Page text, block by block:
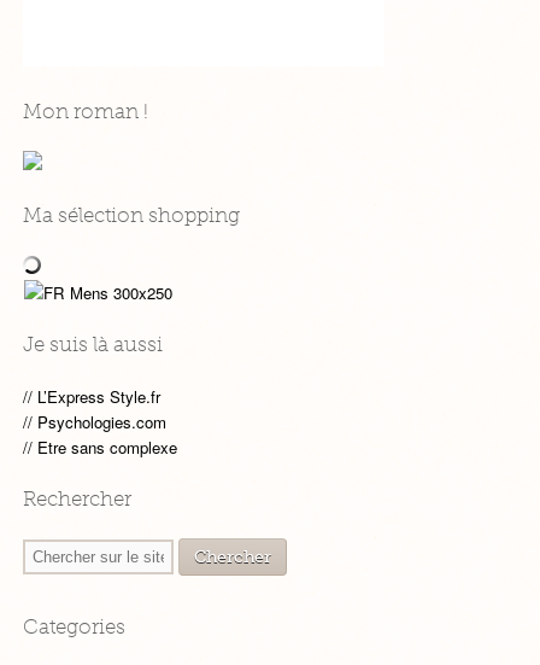
Mon roman !
Ma sélection shopping
Je suis là aussi
L’Express Style.fr
Psychologies.com
Etre sans complexe
Rechercher
Categories